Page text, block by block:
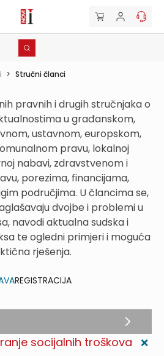
> Stručni članci
pravnih i drugih stručnjaka o
u građanskom,
ustavnom, europskom,
pravu, lokalnoj
nabavi, zdravstvenom i
porezima, financijama,
područjima. U člancima se,
dvojbe i problemi u
navodi aktualna sudska i
te ogledni primjeri i moguća
rješenja.
REGISTRACIJA
socijalnih troškova ❌